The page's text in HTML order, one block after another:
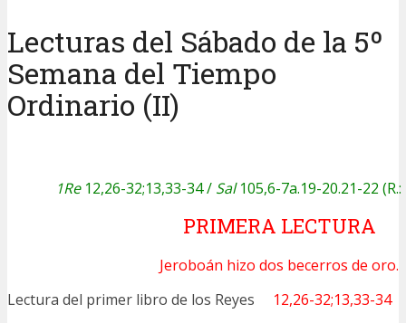
Lecturas del Sábado de la 5º
Semana del Tiempo
Ordinario (II)
1Re12,26-32;13,33-34 / Sal105,6-7a.19-20.21-22
PRIMERA LECTURA
Jeroboán hizo dos becerros de oro.
Lectura del primer libro de los Reyes 12,26-32;13,33-34